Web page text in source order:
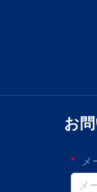
お
メ